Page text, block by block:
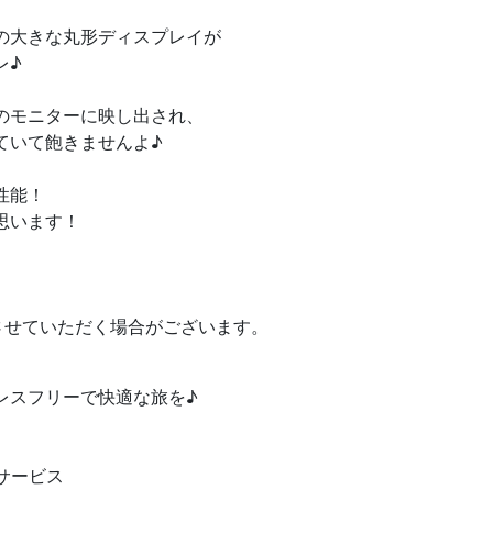
大きな丸形ディスプレイが
♪
ニターに映し出され、
いて飽きませんよ♪
！
ます！
ていただく場合がございます。
スフリーで快適な旅を♪
ービス